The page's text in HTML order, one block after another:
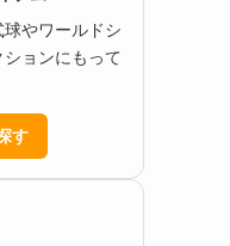
やワールドシ
ョンにもって
す